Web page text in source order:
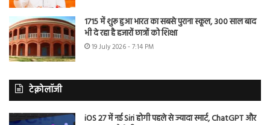
1715 में शुरू हुआ भारत का सबसे पुराना स्कूल, 300 साल बाद
भी दे रहा है हजारों छात्रों को शिक्षा
19 July 2026 - 7:14 PM
टेक्नोलॉजी
iOS 27 में नई Siri होगी पहले से ज्यादा स्मार्ट, ChatGPT और